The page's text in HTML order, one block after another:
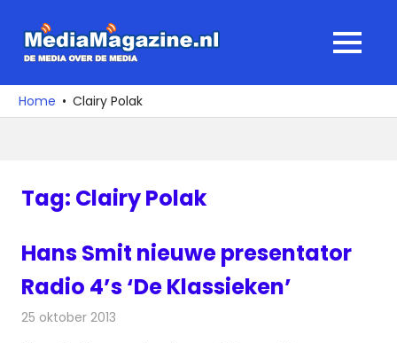
naar
media
over
MENU
Home Clairy Polak
Tag: Clairy Polak
Hans Smit nieuwe presentator
Radio 4’s ‘De Klassieken’
25 oktober 2013